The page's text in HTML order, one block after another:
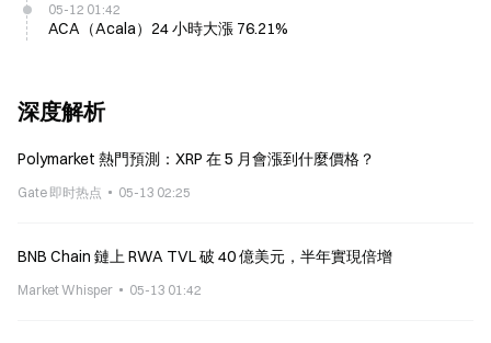
05-12 01:42
ACA（Acala）24 小時大漲 76.21%
深度解析
Polymarket 熱門預測：XRP 在 5 月會漲到什麼價格？
Gate 即时热点 05-13 02:25
BNB Chain 鏈上 RWA TVL 破 40 億美元，半年實現倍增
Market Whisper 05-13 01:42